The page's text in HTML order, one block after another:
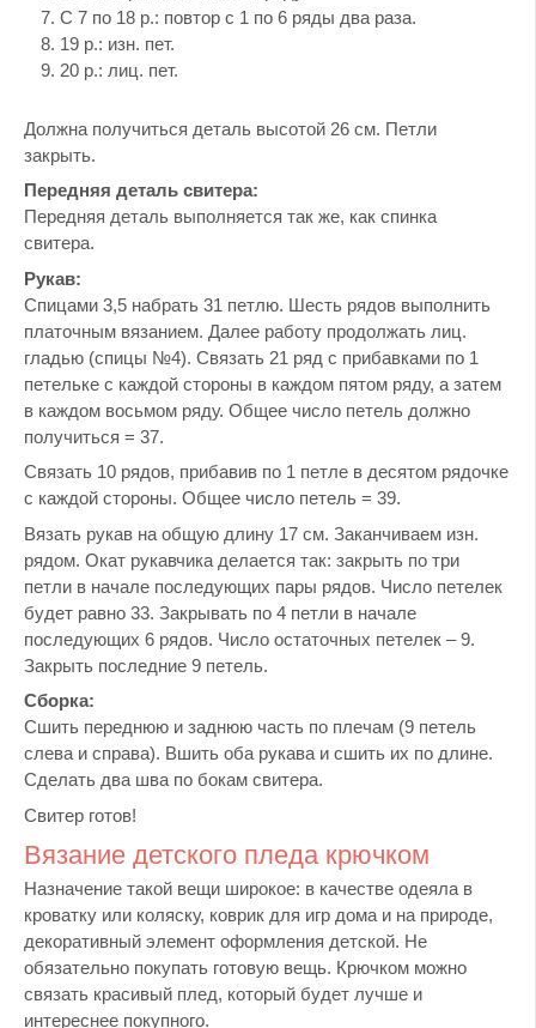
С 7 по 18 р.: повтор с 1 по 6 ряды два раза.
19 р.: изн. пет.
20 р.: лиц. пет.
Должна получиться деталь высотой 26 см. Петли
закрыть.
Передняя деталь свитера:
Передняя деталь выполняется так же, как спинка
свитера.
Рукав:
Спицами 3,5 набрать 31 петлю. Шесть рядов выполнить
платочным вязанием. Далее работу продолжать лиц.
гладью (спицы №4). Связать 21 ряд с прибавками по 1
петельке с каждой стороны в каждом пятом ряду, а затем
в каждом восьмом ряду. Общее число петель должно
получиться = 37.
Связать 10 рядов, прибавив по 1 петле в десятом рядочке
с каждой стороны. Общее число петель = 39.
Вязать рукав на общую длину 17 см. Заканчиваем изн.
рядом. Окат рукавчика делается так: закрыть по три
петли в начале последующих пары рядов. Число петелек
будет равно 33. Закрывать по 4 петли в начале
последующих 6 рядов. Число остаточных петелек – 9.
Закрыть последние 9 петель.
Сборка:
Сшить переднюю и заднюю часть по плечам (9 петель
слева и справа). Вшить оба рукава и сшить их по длине.
Сделать два шва по бокам свитера.
Свитер готов!
Вязание детского пледа крючком
Назначение такой вещи широкое: в качестве одеяла в
кроватку или коляску, коврик для игр дома и на природе,
декоративный элемент оформления детской. Не
обязательно покупать готовую вещь. Крючком можно
связать красивый плед, который будет лучше и
интереснее покупного.